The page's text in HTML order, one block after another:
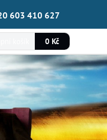
603 410 627
0 Kč